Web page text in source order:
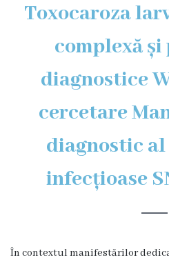
Organigrama
Locuri
vacante
Regulamente
succes
Toxocaroza
complexă
diagnostice
cercetare
diagnostic
infecțioase
În contextul manifestărilor